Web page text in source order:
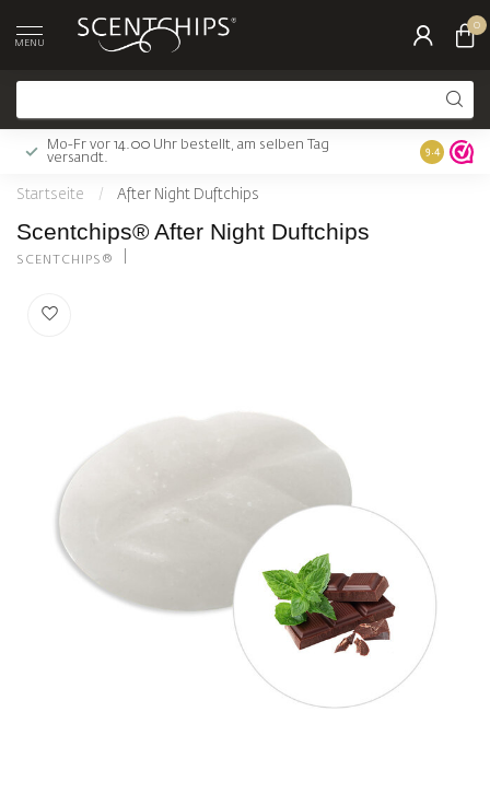
MENU
0
Mo-Fr vor 14.00 Uhr bestellt, am selben Tag
versandt.
Gratis
9.4
Startseite / After Night Duftchips
Scentchips® After Night Duftchips
SCENTCHIPS®